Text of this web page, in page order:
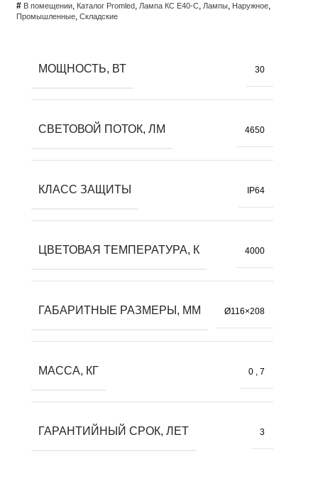
# В помещении, Каталог Promled, Лампа КС Е40-С, Лампы, Наружное,
Промышленные, Складские
МОЩНОСТЬ, ВТ 30
СВЕТОВОЙ ПОТОК, ЛМ 4650
КЛАСС ЗАЩИТЫ IP64
ЦВЕТОВАЯ ТЕМПЕРАТУРА, К 4000
ГАБАРИТНЫЕ РАЗМЕРЫ, ММ Ø116×208
МАССА, КГ 0 , 7
ГАРАНТИЙНЫЙ СРОК, ЛЕТ 3